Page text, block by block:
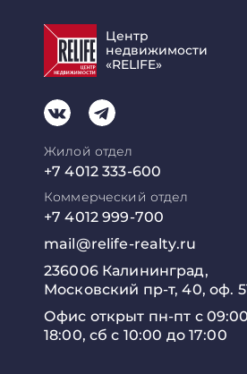
Центр
недвижимости
«RELIFE»
Жилой отдел
+7 4012 333-600
Коммерческий отдел
+7 4012 999-700
mail@relife-realty.ru
236006 Калининград,
Московский пр-т, 40, оф.
Офис открыт пн-пт с
18:00, сб с 10:00 до 17:00